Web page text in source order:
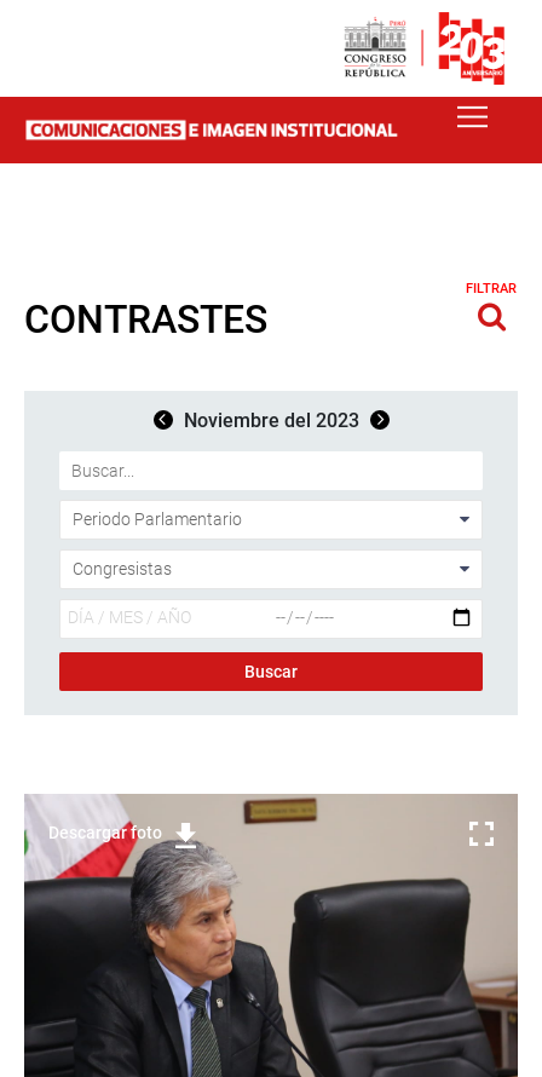
CONTRASTES
FILTRAR
Noviembre del 2023
Descargar foto